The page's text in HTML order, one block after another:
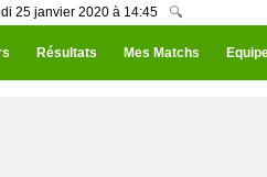
25 janvier 2020 à 14:45 🔍
Résultats Mes Matchs